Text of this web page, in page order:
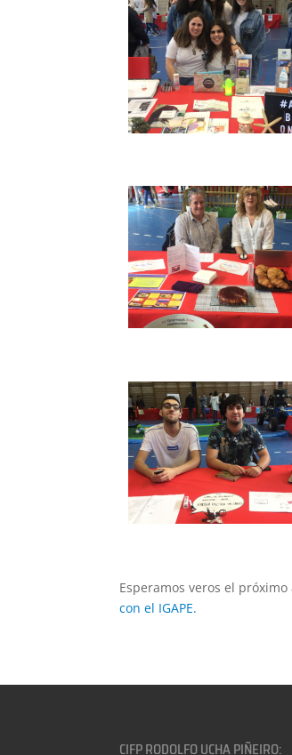
Esperamos veros el
con el IGAPE.
CIFP RODOLFO UCHA PIÑEIRO: